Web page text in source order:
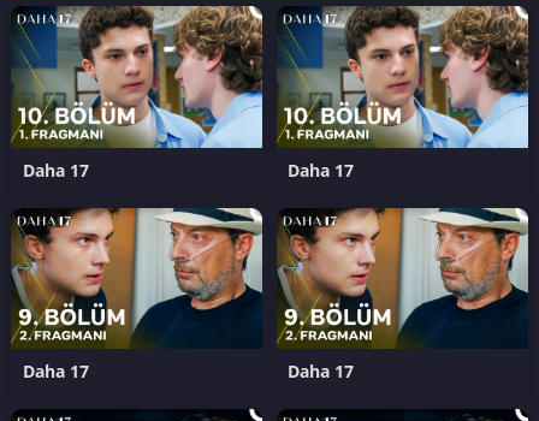
Daha 17 Daha 17
Daha 17 Daha 17